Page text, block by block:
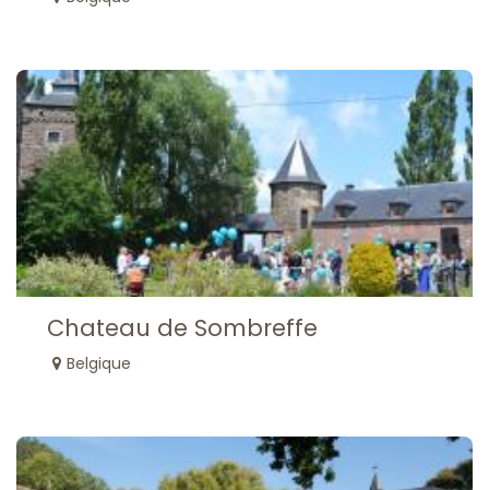
Chateau de Sombreffe
Belgique